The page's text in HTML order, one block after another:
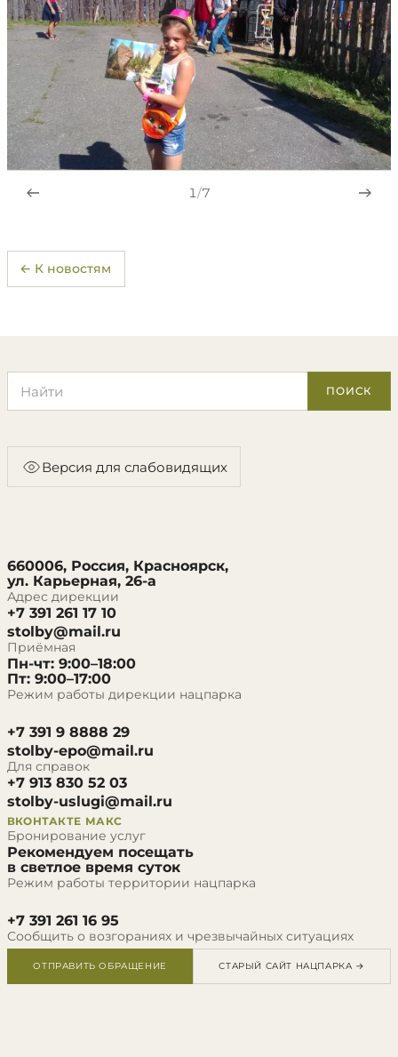
1/7
← К новостям
ПОИСК
Версия для слабовидящих
660006, Россия, Красноярск,
ул. Карьерная, 26-а
Адрес дирекции
+7 391 261 17 10
stolby@mail.ru
Приёмная
Пн-чт: 9:00–18:00
Пт: 9:00–17:00
Режим работы дирекции нацпарка
+7 391 9 8888 29
stolby-epo@mail.ru
Для справок
+7 913 830 52 03
stolby-uslugi@mail.ru
ВКОНТАКТЕ МАКС
Бронирование услуг
Рекомендуем посещать
в светлое время суток
Режим работы территории нацпарка
+7 391 261 16 95
Сообщить о возгораниях и чрезвычайных ситуациях
ОТПРАВИТЬ ОБРАЩЕНИЕ СТАРЫЙ САЙТ НАЦПАРКА →